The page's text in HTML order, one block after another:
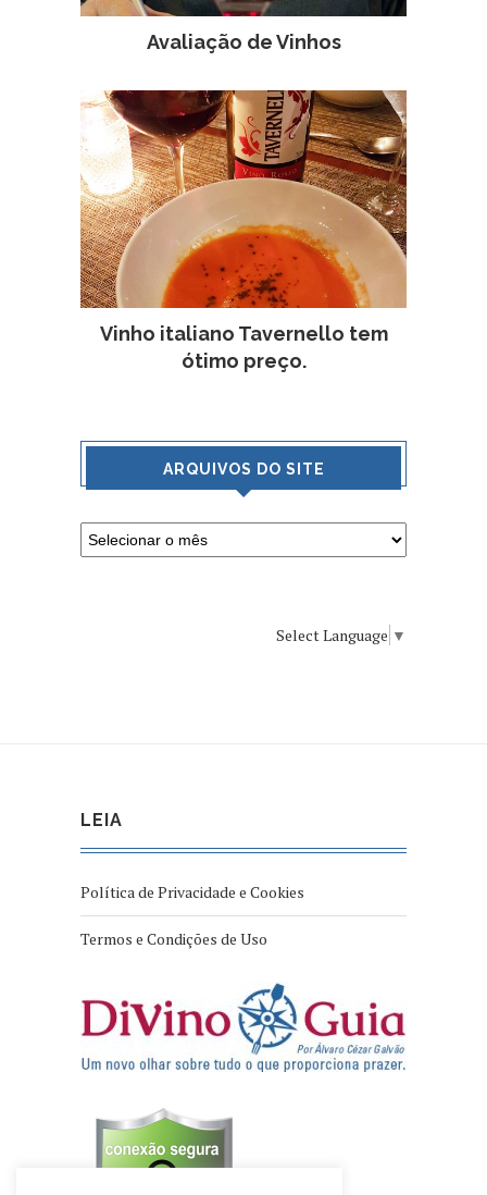
Avaliação de Vinhos
Vinho italiano Tavernello tem
ótimo preço.
ARQUIVOS DO SITE
Select Language ▼
LEIA
Política de Privacidade e Cookies
Termos e Condições de Uso